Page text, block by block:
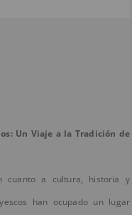
Un Viaje a la Tradición de
cuanto a cultura, historia y
han ocupado un lugar